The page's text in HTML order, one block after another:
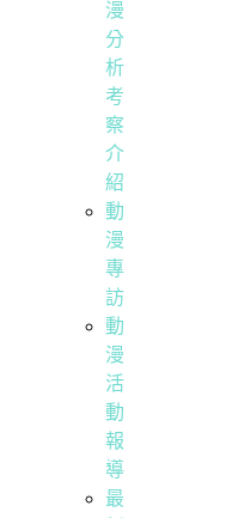
漫
分
析
考
察
介
紹
動
漫
專
訪
動
漫
活
動
報
導
最